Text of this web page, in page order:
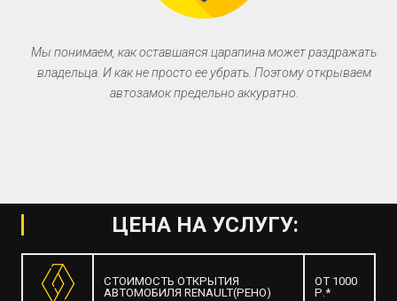
Мы понимаем, как оставшаяся царапина может раздражать
владельца. И как не просто ее убрать. Поэтому открываем
автозамок предельно аккуратно.
ЦЕНА НА УСЛУГУ:
СТОИМОСТЬ ОТКРЫТИЯ
АВТОМОБИЛЯ RENAULT(РЕНО)
ОТ 1000
Р.*